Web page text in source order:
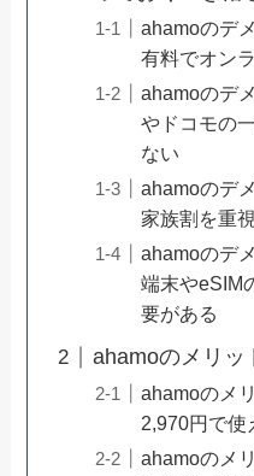
ahamoのデ
有料でオン
ahamoのデ
やドコモの
ない
ahamoのデ
家族割を重
ahamoのデ
端末やeSIM
要がある
ahamoのメリッ
ahamoのメ
2,970円で使
ahamoのメ